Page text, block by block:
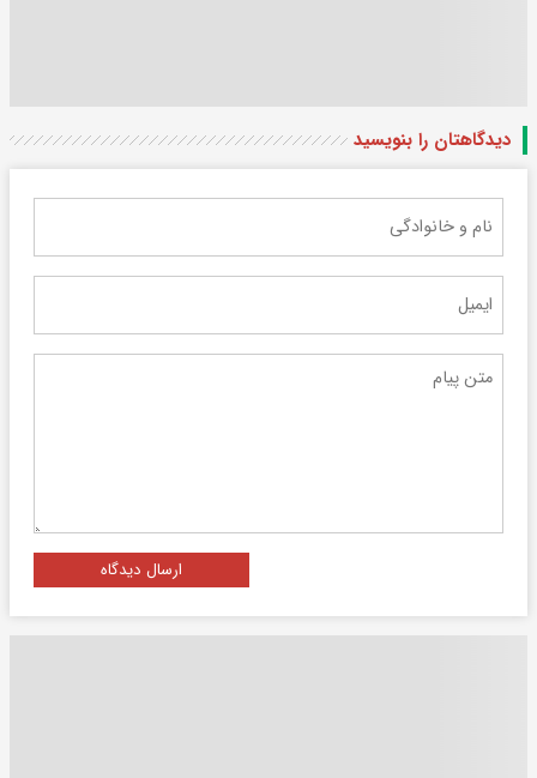
دیدگاهتان را بنویسید
ارسال دیدگاه